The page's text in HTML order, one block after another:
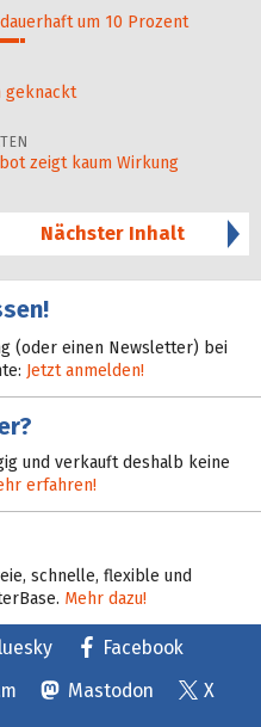
um 10 Prozent
geknackt
zeigt kaum Wirkung
Nächster Inhalt
(oder einen Newsletter) bei
Jetzt anmelden!
und verkauft deshalb keine
erfahren!
schnelle, flexible und
Mehr dazu!
Facebook
Mastodon
X